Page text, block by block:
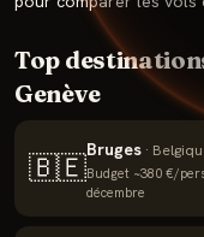
Top
Genève
🇧🇪Bruges ·
Budget ~380 €/
décembre